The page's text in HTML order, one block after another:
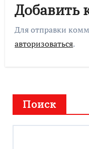
Добавить
Для отправки
авторизоваться.
Поиск